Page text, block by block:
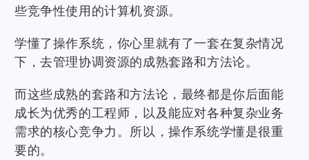
些竞争性使用的计算机资源。
学懂了操作系统，你心里就有了一套在复杂情况
下，去管理协调资源的成熟套路和方法论。
而这些成熟的套路和方法论，最终都是你后面能
成长为优秀的工程师，以及能应对各种复杂业务
需求的核心竞争力。所以，操作系统学懂是很重
要的。